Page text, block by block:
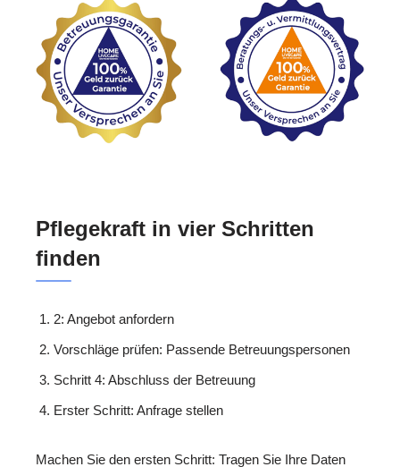
Pflegekraft in vier Schritten
finden
2: Angebot anfordern
Vorschläge prüfen: Passende Betreuungspersonen
Schritt 4: Abschluss der Betreuung
Erster Schritt: Anfrage stellen
Machen Sie den ersten Schritt: Tragen Sie Ihre Daten